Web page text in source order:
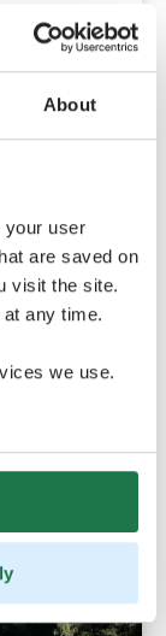
About
your user
are saved on
visit the site.
any time.
we use.
site du